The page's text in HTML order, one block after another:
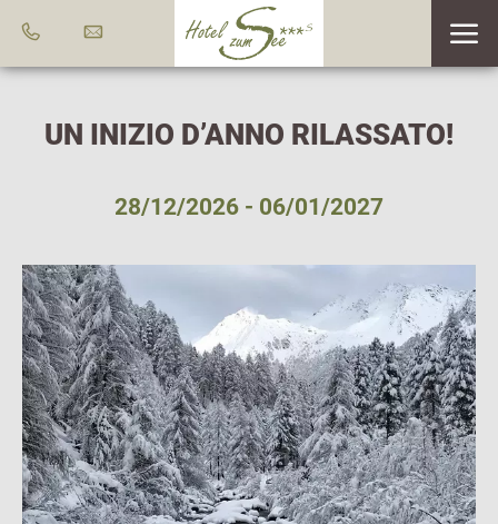
UN INIZIO D’ANNO RILASSATO!
28/12/2026 - 06/01/2027